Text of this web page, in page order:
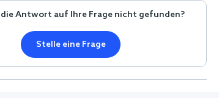
die Antwort auf Ihre Frage nicht gefunden?
Stelle eine Frage